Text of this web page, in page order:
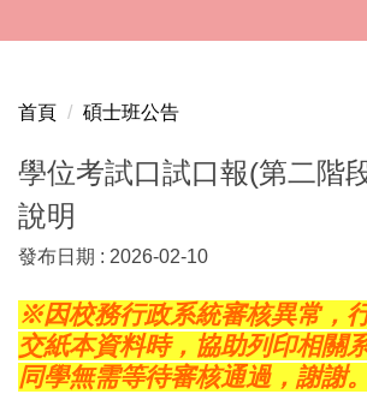
到
要
容
區
首頁 碩士班公告
學位考試口試口報(第二階
說明
發布日期 : 2026-02-10
※因校務行政系統審核異常，
交紙本資料時，協助列印相關
同學無需等待審核通過，謝謝。